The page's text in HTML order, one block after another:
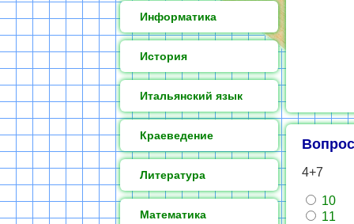
Информатика
История
Итальянский язык
Краеведение
Литература
Математика
4+7
10
11